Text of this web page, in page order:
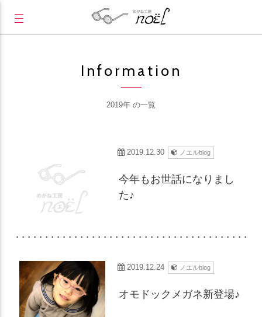
Information
2019年 の一覧
2019.12.30 ノエルblog
今年もお世話になりまし
た♪
2019.12.24 ノエルblog
オモドックメガネ新登場♪